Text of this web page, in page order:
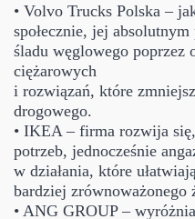
• Volvo Trucks Polska –
społecznie, jej
śladu węglowego poprzez
ciężarowych
i rozwiązań, które
drogowego.
• IKEA – firma rozwija
potrzeb, jednocześnie
w działania, które
bardziej zrównoważonego
• ANG GROUP –